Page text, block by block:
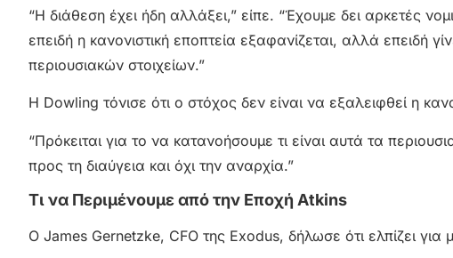
“Η διάθεση έχει ήδη αλλάξει,” είπε. “Έχουμε δει αρκετές
επειδή η κανονιστική εποπτεία εξαφανίζεται, αλλά επειδή
περιουσιακών στοιχείων.”
Η Dowling τόνισε ότι ο στόχος δεν είναι να εξαλειφθεί η
“Πρόκειται για το να κατανοήσουμε τι είναι αυτά τα
προς τη διαύγεια και όχι την αναρχία.”
Τι να Περιμένουμε από την Εποχή Atkins
Ο James Gernetzke, CFO της Exodus, δήλωσε ότι ελπίζει για